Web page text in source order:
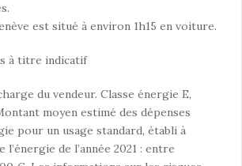
est situé à environ 1h15 en voiture.
à titre indicatif
du vendeur. Classe énergie E,
moyen estimé des dépenses
pour un usage standard, établi à
de l’année 2021 : entre